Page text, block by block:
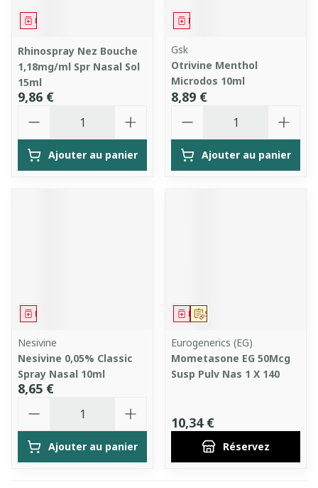
Médicament
Rhinospray Nez Bouche
1,18mg/ml Spr Nasal Sol
15ml
9,86 €
Ajouter au panier
Médicament
Gsk
Otrivine Menthol
Microdos 10ml
8,89 €
Ajouter au panier
Médicament
Nesivine
Nesivine 0,05% Classic
Spray Nasal 10ml
8,65 €
Ajouter au panier
Sur prescription
Médicament
Eurogenerics (EG)
Mometasone EG 50Mcg
Susp Pulv Nas 1 X 140
10,34 €
Réservez